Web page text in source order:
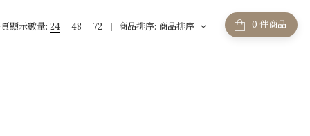
件商品
顯示數量: 24 48 72 商品排序: 商品排序